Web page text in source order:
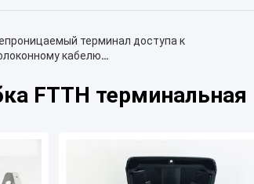
терминал доступа к
кабелю
FTTH терминальная